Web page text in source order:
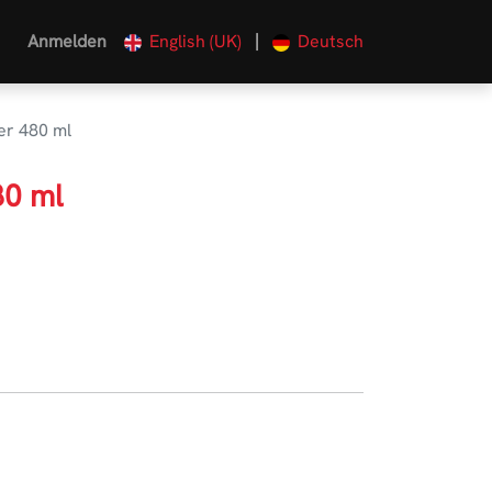
Anmelden English (UK) | Deutsch
480 ml
ml